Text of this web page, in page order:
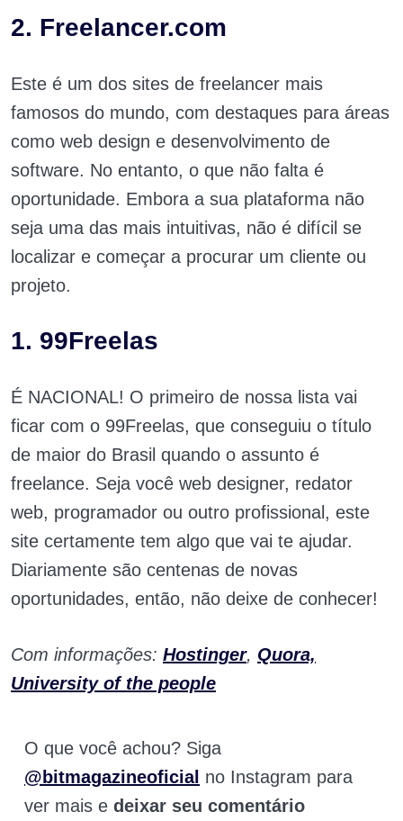
2. Freelancer.com
Este é um dos sites de freelancer mais
famosos do mundo, com destaques para áreas
como web design e desenvolvimento de
software. No entanto, o que não falta é
oportunidade. Embora a sua plataforma não
seja uma das mais intuitivas, não é difícil se
localizar e começar a procurar um cliente ou
projeto.
1. 99Freelas
É NACIONAL! O primeiro de nossa lista vai
ficar com o 99Freelas, que conseguiu o título
de maior do Brasil quando o assunto é
freelance. Seja você web designer, redator
web, programador ou outro profissional, este
site certamente tem algo que vai te ajudar.
Diariamente são centenas de novas
oportunidades, então, não deixe de conhecer!
Com informações: Hostinger, Quora,
University of the people
O que você achou? Siga
@bitmagazineoficial no Instagram para
ver mais e deixar seu comentário